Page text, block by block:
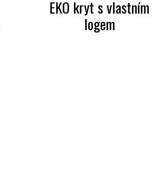
EKO kryt s vlastním
logem